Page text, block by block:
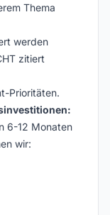
Thema
werden
zitiert
Prioritäten.
6-12 Monaten
wir: